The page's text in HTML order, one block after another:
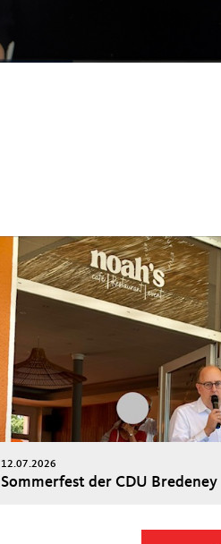
12.07.2026
Sommerfest der CDU Bredeney